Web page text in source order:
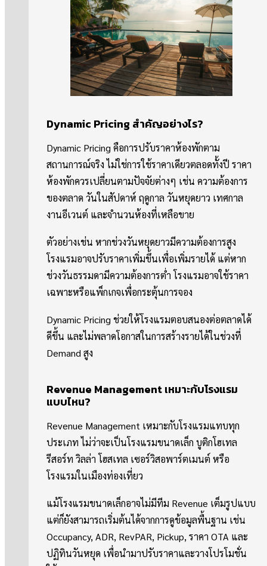
Dynamic Pricing สำคัญอย่างไร?
Dynamic Pricing คือการปรับราคาห้องพักตาม
สถานการณ์จริง ไม่ใช่การใช้ราคาเดียวตลอดทั้งปี ราคา
ห้องพักควรเปลี่ยนตามปัจจัยต่างๆ เช่น ความต้องการ
ของตลาด วันในสัปดาห์ ฤดูกาล วันหยุดยาว เทศกาล
งานอีเวนต์ และจำนวนห้องที่เหลือขาย
ตัวอย่างเช่น หากช่วงวันหยุดยาวมีความต้องการสูง
โรงแรมอาจปรับราคาเพิ่มขึ้นเพื่อเพิ่มรายได้ แต่หาก
ช่วงวันธรรมดามีความต้องการต่ำ โรงแรมอาจใช้ราคา
เฉพาะหรือแพ็กเกจเพื่อกระตุ้นการจอง
Dynamic Pricing ช่วยให้โรงแรมตอบสนองต่อตลาดได้
ดีขึ้น และไม่พลาดโอกาสในการสร้างรายได้ในช่วงที่
Demand สูง
Revenue Management เหมาะกับโรงแรม
แบบไหน?
Revenue Management เหมาะกับโรงแรมแทบทุก
ประเภท ไม่ว่าจะเป็นโรงแรมขนาดเล็ก บูติกโฮเทล
รีสอร์ท วิลล่า โฮสเทล เซอร์วิสอพาร์ตเมนต์ หรือ
โรงแรมในเมืองท่องเที่ยว
แม้โรงแรมขนาดเล็กอาจไม่มีทีม Revenue เต็มรูปแบบ
แต่ก็ยังสามารถเริ่มต้นได้จากการดูข้อมูลพื้นฐาน เช่น
Occupancy, ADR, RevPAR, Pickup, ราคา OTA และ
ปฏิทินวันหยุด เพื่อนำมาปรับราคาและวางโปรโมชั่น